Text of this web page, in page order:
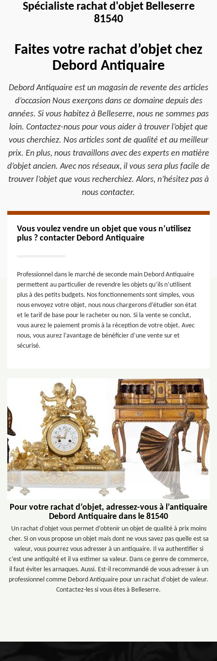
Spécialiste rachat d'objet Belleserre
81540
Faites votre rachat d’objet chez
Debord Antiquaire
Debord Antiquaire est un magasin de revente des articles
d’occasion Nous exerçons dans ce domaine depuis des
années. Si vous habitez à Belleserre, nous ne sommes pas
loin. Contactez-nous pour vous aider à trouver l’objet que
vous cherchiez. Nos articles sont de qualité et au meilleur
prix. En plus, nous travaillons avec des experts en matière
d’objet ancien. Avec nos réseaux, il vous sera plus facile de
trouver l’objet que vous recherchiez. Alors, n’hésitez pas à
nous contacter.
Vous voulez vendre un objet que vous n’utilisez
plus ? contacter Debord Antiquaire
Professionnel dans le marché de seconde main Debord Antiquaire
permettent au particulier de revendre les objets qu’ils n’utilisent
plus à des petits budgets. Nos fonctionnements sont simples, vous
nous envoyez votre objet, nous nous chargerons d’étudier son état
et le tarif de base pour le racheter ou non. Si la vente se conclut,
vous aurez le paiement promis à la réception de votre objet. Avec
nous, vous aurez l’avantage de bénéficier d’une vente sur et
sécurisé.
Pour votre rachat d’objet, adressez-vous à l’antiquaire
Debord Antiquaire dans le 81540
Un rachat d’objet vous permet d’obtenir un objet de qualité à prix moins
cher. Si on vous propose un objet mais dont ne vous savez pas quelle est sa
valeur, vous pourrez vous adresser à un antiquaire. Il va authentifier si
c’est une antiquité et il va estimer sa valeur. Dans ce genre de commerce,
il faut éviter les arnaques. Aussi. Est-il recommandé de vous adresser à un
professionnel comme Debord Antiquaire pour un rachat d’objet de valeur.
Contactez-les si vous êtes à Belleserre.